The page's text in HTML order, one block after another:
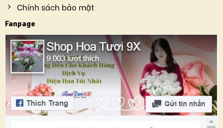
Chính sách bảo mật
Fanpage